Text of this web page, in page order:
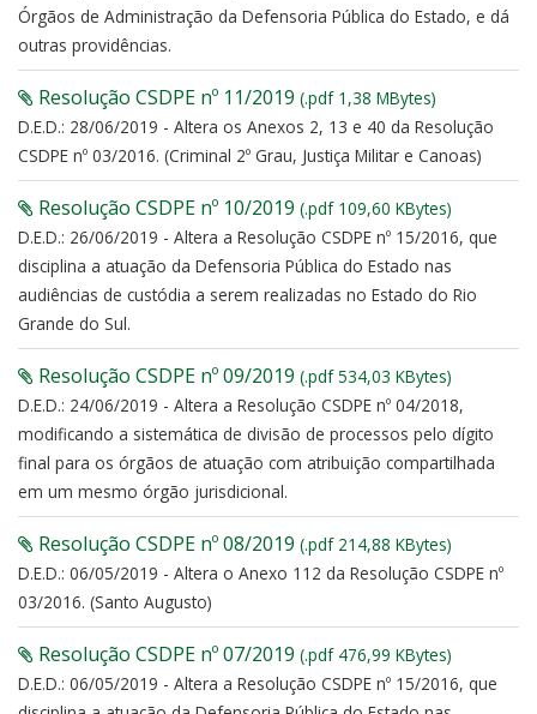
Órgãos de Administração da Defensoria Pública do Estado, e dá
outras providências.
Resolução CSDPE nº 11/2019 (.pdf 1,38 MBytes)
D.E.D.: 28/06/2019 - Altera os Anexos 2, 13 e 40 da Resolução
CSDPE nº 03/2016. (Criminal 2º Grau, Justiça Militar e Canoas)
Resolução CSDPE nº 10/2019 (.pdf 109,60 KBytes)
D.E.D.: 26/06/2019 - Altera a Resolução CSDPE nº 15/2016, que
disciplina a atuação da Defensoria Pública do Estado nas
audiências de custódia a serem realizadas no Estado do Rio
Grande do Sul.
Resolução CSDPE nº 09/2019 (.pdf 534,03 KBytes)
D.E.D.: 24/06/2019 - Altera a Resolução CSDPE nº 04/2018,
modificando a sistemática de divisão de processos pelo dígito
final para os órgãos de atuação com atribuição compartilhada
em um mesmo órgão jurisdicional.
Resolução CSDPE nº 08/2019 (.pdf 214,88 KBytes)
D.E.D.: 06/05/2019 - Altera o Anexo 112 da Resolução CSDPE nº
03/2016. (Santo Augusto)
Resolução CSDPE nº 07/2019 (.pdf 476,99 KBytes)
D.E.D.: 06/05/2019 - Altera a Resolução CSDPE nº 15/2016, que